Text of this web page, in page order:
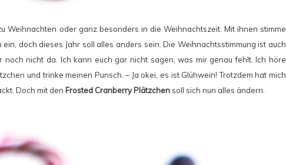
Weihnachten oder ganz besonders in die Weihnachtszeit. Mit ihnen stimme
doch dieses Jahr soll alles anders sein. Die Weihnachtsstimmung ist auch
noch nicht da. Ich kann euch gar nicht sagen, was mir genau fehlt. Ich höre
und trinke meinen Punsch. – Ja okei, es ist Glühwein! Trotzdem hat mich
Doch mit den Frosted Cranberry Plätzchen soll sich nun alles ändern.